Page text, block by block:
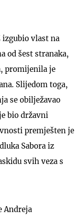
izgubio vlast na
od šest stranaka,
promijenila je
Slijedom toga,
se obilježavao
bio državni
premješten je
Sabora iz
svih veza s
Andreja